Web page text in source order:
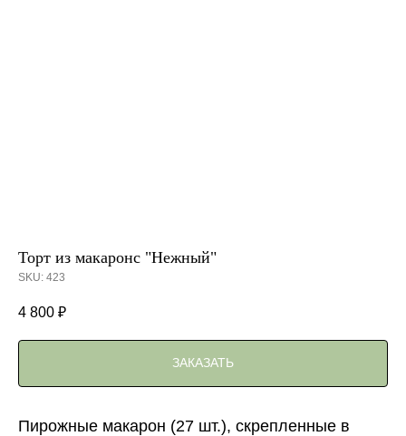
Торт из макаронс "Нежный"
SKU: 423
4 800 ₽
ЗАКАЗАТЬ
Пирожные макарон (27 шт.), скрепленные в